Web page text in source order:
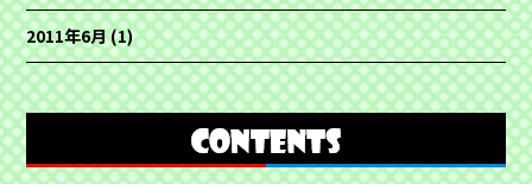
2011年6月(1)